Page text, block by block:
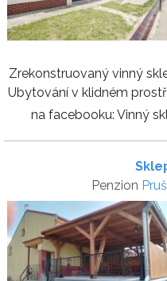
Zrekonstruovaný vinný
Ubytování v klidném
na facebooku: Vinný
Penzion